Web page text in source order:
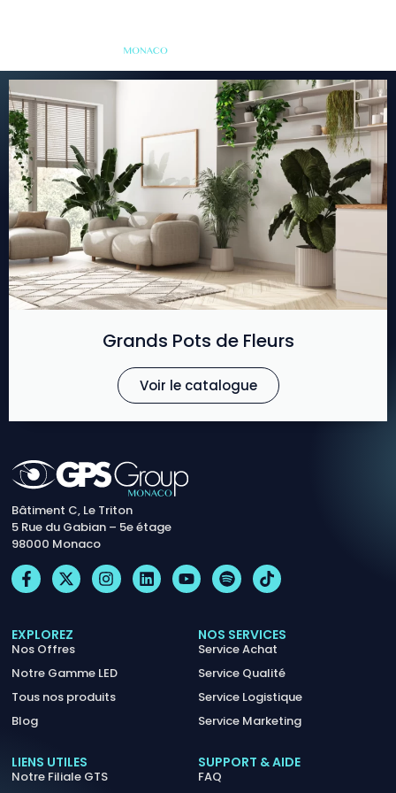
Grands Pots de Fleurs
Voir le catalogue
Bâtiment C, Le Triton
5 Rue du Gabian – 5e étage
98000 Monaco
EXPLOREZ
Nos Offres
Notre Gamme LED
Tous nos produits
Blog
NOS SERVICES
Service Achat
Service Qualité
Service Logistique
Service Marketing
LIENS UTILES
Notre Filiale GTS
SUPPORT & AIDE
FAQ